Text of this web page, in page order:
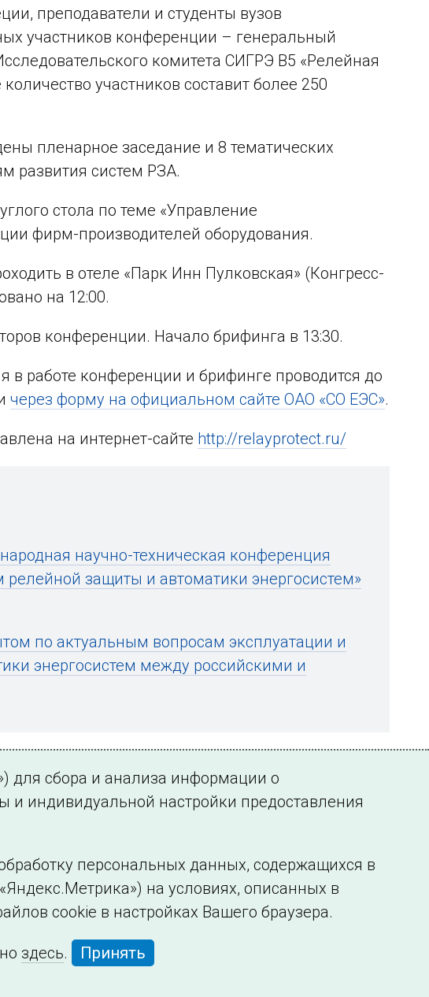
преподаватели и студенты вузов
участников конференции – генеральный
комитета СИГРЭ В5 «Релейная
участников составит более 250
пленарное заседание и 8 тематических
развития систем РЗА.
стола по теме «Управление
фирм-производителей оборудования.
в отеле «Парк Инн Пулковская» (Конгресс-
на 12:00.
конференции. Начало брифинга в 13:30.
в работе конференции и брифинге проводится до
через форму на официальном сайте ОАО «СО ЕЭС».
на интернет-сайте http://relayprotect.ru/
научно-техническая конференция
защиты и автоматики энергосистем»
по актуальным вопросам эксплуатации и
энергосистем между российскими и
информации Сведения об образовательной организации
для сбора и анализа информации о
и индивидуальной настройки предоставления
персональных данных, содержащихся в
на условиях, описанных в
cookie в настройках Вашего браузера.
здесь. Принять